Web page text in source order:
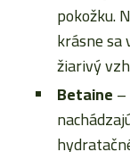
pokožku.
krásne sa
žiarivý
Betaine